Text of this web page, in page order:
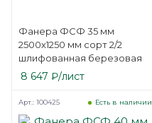
Фанера ФСФ 35 мм
2500х1250 мм сорт 2/2
шлифованная березовая
8 647 ₽/лист
Есть в наличии
Арт.: 100425